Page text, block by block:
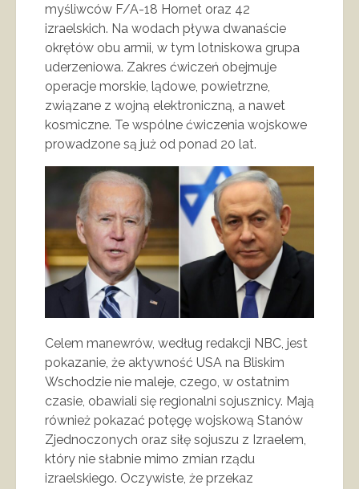
myśliwców F/A-18 Hornet oraz 42
izraelskich. Na wodach pływa dwanaście
okrętów obu armii, w tym lotniskowa grupa
uderzeniowa. Zakres ćwiczeń obejmuje
operacje morskie, lądowe, powietrzne,
związane z wojną elektroniczną, a nawet
kosmiczne. Te wspólne ćwiczenia wojskowe
prowadzone są już od ponad 20 lat.
Celem manewrów, według redakcji NBC, jest
pokazanie, że aktywność USA na Bliskim
Wschodzie nie maleje, czego, w ostatnim
czasie, obawiali się regionalni sojusznicy. Mają
również pokazać potęgę wojskową Stanów
Zjednoczonych oraz siłę sojuszu z Izraelem,
który nie słabnie mimo zmian rządu
izraelskiego. Oczywiste, że przekaz